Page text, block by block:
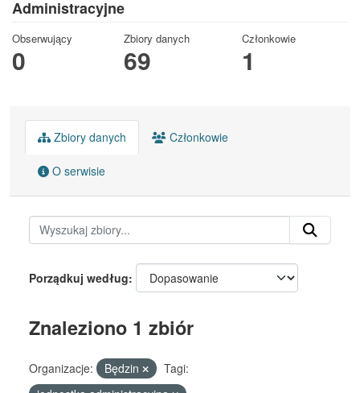
Administracyjne
Obserwujący
0
Zbiory danych
69
Członkowie
1
Zbiory danych Członkowie
O serwisie
Porządkuj według
Znaleziono 1 zbiór
Organizacje: Będzin
Tagi: